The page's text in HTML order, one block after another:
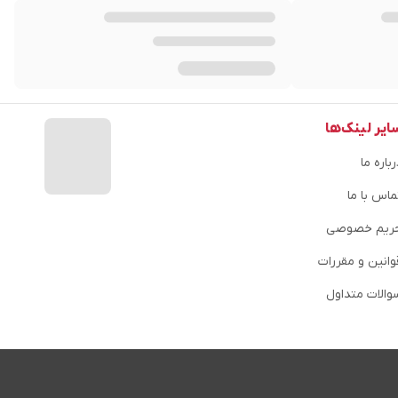
لینک‌ها
ما
با ما
خصوصی
و مقررات
متداول